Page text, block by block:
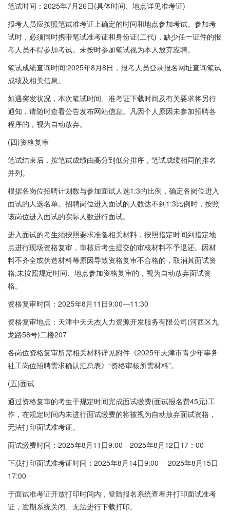
笔试时间：2025年7月26日(具体时间、地点详见准考证)
报考人员应按照笔试准考证上确定的时间和地点参加考试。参加考
试时，必须同时携带笔试准考证和身份证(二代)，缺少任一证件的报
考人员不得参加考试。未按时参加笔试视为本人放弃应聘。
笔试成绩查询时间:2025年8月8日，报考人员登录报名网址查询笔试
成绩及相关信息。
如遇突发状况，本次笔试时间、准考证下载时间及有关要求将另行
通知，请随时查看公告发布网站信息。凡因个人原因未参加招聘各
程序的，视为自动放弃。
(四)资格复审
笔试结束后，按笔试成绩由高分到低分排序，笔试成绩相同的排名
并列。
根据各岗位招聘计划数与参加面试人选1:3的比例，确定各岗位进入
面试的人选名单。招聘岗位进入面试的人数达不到1:3比例时，按照
该岗位进入面试的实际人数进行面试。
进入面试的考生须按照要求准备相关材料，按照指定时间到指定地
点进行现场资格复审，审核后考生提交的审核材料不予退还。因材
料不齐全或伪造材料等原因导致资格复审不合格的，取消其面试资
格;未按照规定时间、地点参加资格复审的，视为自动放弃面试资
格。
资格复审时间：2025年8月11日9:00—11:30
资格复审地点：天津中天天杰人力资源开发服务有限公司(河西区九
龙路58号)二楼207
各岗位资格复审所需相关材料详见附件《2025年天津市青少年事务
社工岗位招聘需求确认汇总表》“资格审核所需材料”。
(五)面试
通过资格复审的考生于规定时间完成面试缴费(面试报名费45元)工
作，在规定时间内未进行面试缴费的将被视为自动放弃面试资格，
无法打印面试准考证。
面试缴费时间：2025年8月11日9:00—2025年8月12日17：00
下载打印面试准考证时间：2025年8月14日9:00— 2025年8月15日
17:00
于面试准考证开放打印时间内，登陆报名系统查看并打印面试准考
证，逾期系统关闭、无法进行下载打印。